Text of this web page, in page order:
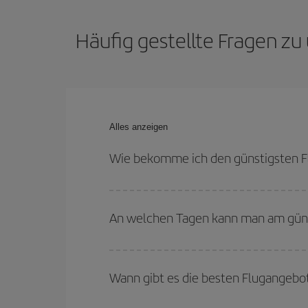
Häufig gestellte Fragen
Alles anzeigen
Wie bekomme ich den günstigsten
buchen und bei den Rückreisedaten und -zeiten
An welchen Tagen kann man am
Sie abfliegen, wohin Sie fliegen wollen und
, sowohl für den Hin- als auch für den
Wann gibt es die besten